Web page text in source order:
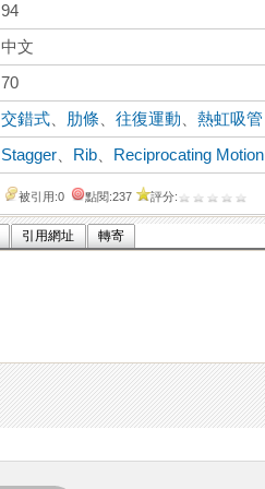
94
中文
70
交錯式 肋條 、往復運動 、熱虹吸管
Stagger Rib Reciprocating Motion
被引用:0 點閱:237 評分:
引用網址 轉寄